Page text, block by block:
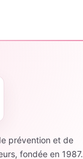
prévention et de
fondée en 1987.